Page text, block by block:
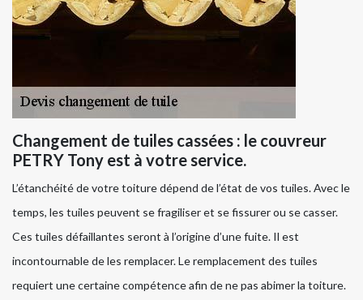
Changement de tuiles cassées : le couvreur
PETRY Tony est à votre service.
L’étanchéité de votre toiture dépend de l’état de vos tuiles. Avec le
temps, les tuiles peuvent se fragiliser et se fissurer ou se casser.
Ces tuiles défaillantes seront à l’origine d’une fuite. Il est
incontournable de les remplacer. Le remplacement des tuiles
requiert une certaine compétence afin de ne pas abimer la toiture.